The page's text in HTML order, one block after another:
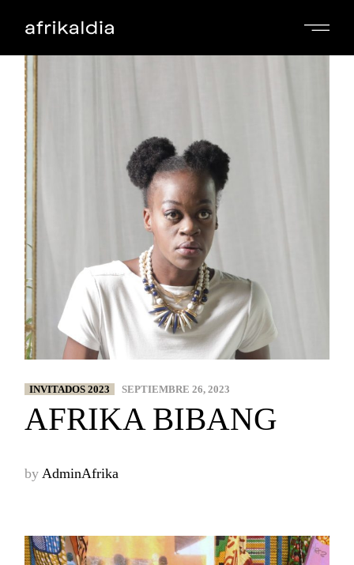
INVITADOS 2023 SEPTIEMBRE 26, 2023
AFRIKA BIBANG
by AdminAfrika